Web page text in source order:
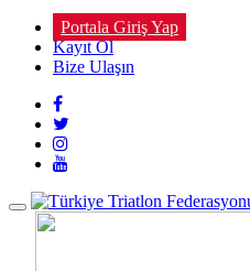
Portala Giriş Yap
Kayıt Ol
Bize Ulaşın
Toggle
navigation